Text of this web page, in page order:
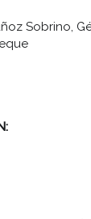
Sobrino,